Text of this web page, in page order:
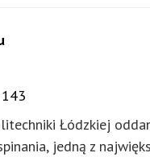
Łódzkiej
jedną z